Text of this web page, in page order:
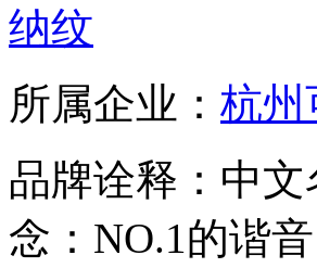
纳纹
所属企业： 杭州
品牌诠释：中
念：NO.1的谐